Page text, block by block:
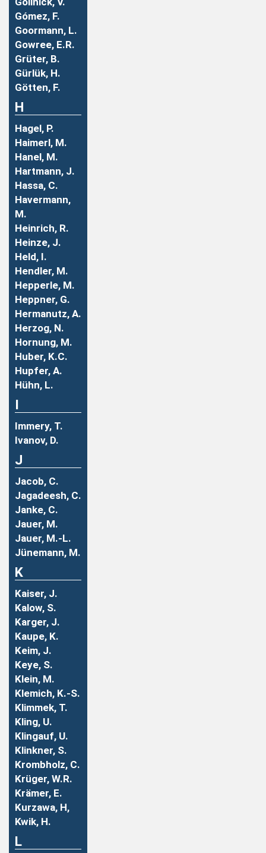
Gómez, F.
Goormann, L.
Gowree, E.R.
Grüter, B.
Gürlük, H.
Götten, F.
H
Hagel, P.
Haimerl, M.
Hanel, M.
Hartmann, J.
Hassa, C.
Havermann,
M.
Heinrich, R.
Heinze, J.
Held, I.
Hendler, M.
Hepperle, M.
Heppner, G.
Hermanutz, A.
Herzog, N.
Hornung, M.
Huber, K.C.
Hupfer, A.
Hühn, L.
I
Immery, T.
Ivanov, D.
J
Jacob, C.
Jagadeesh, C.
Janke, C.
Jauer, M.
Jauer, M.-L.
Jünemann, M.
K
Kaiser, J.
Kalow, S.
Karger, J.
Kaupe, K.
Keim, J.
Keye, S.
Klein, M.
Klemich, K.-S.
Klimmek, T.
Kling, U.
Klingauf, U.
Klinkner, S.
Krombholz, C.
Krüger, W.R.
Krämer, E.
Kurzawa, H,
Kwik, H.
L